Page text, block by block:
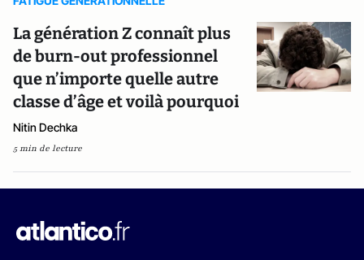
La génération Z connaît plus
de burn-out professionnel
que n’importe quelle autre
classe d’âge et voilà pourquoi
Nitin Dechka
5 min de lecture